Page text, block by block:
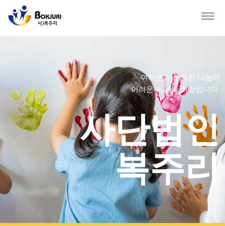
여러분의 소중한 나눔이
어려운 이웃의 희망입니다.
사단법인
복주리